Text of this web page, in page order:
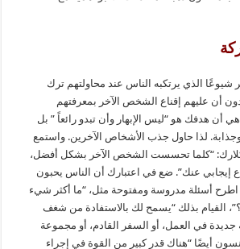
شيوعًا الذي يرتكبه الناس عند محاولتهم ترك
أن عليهم إقناع الشخص الآخر بمعرفتهم
أن هدفك هو “ليس الإبهار وأن تبدو رائعاً ” بل
لذا حاول جذب الأشخاص الآخرين. واستمع
كلارك: “كلما تحسست الشخص الآخر بشكل أفضل،
إيجابي عنك”. ضع في اعتبارك أن الناس يحبون
اطرح أسئلة مدروسة ومفتوحة مثل، “ما أكثر شيء
القيام بذلك “يسمح لك بالاستفادة من شغف
في العمل، أو السفر القادم، أو مجموعة
أيضًا “هناك قدر كبير من القوة في إجراء